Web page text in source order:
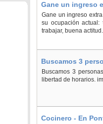
Gane un ingreso
Gane un ingreso
su ocupación actual:
trabajar, buena
Buscamos 3
Buscamos 3
libertad de horarios.
Cocinero - En